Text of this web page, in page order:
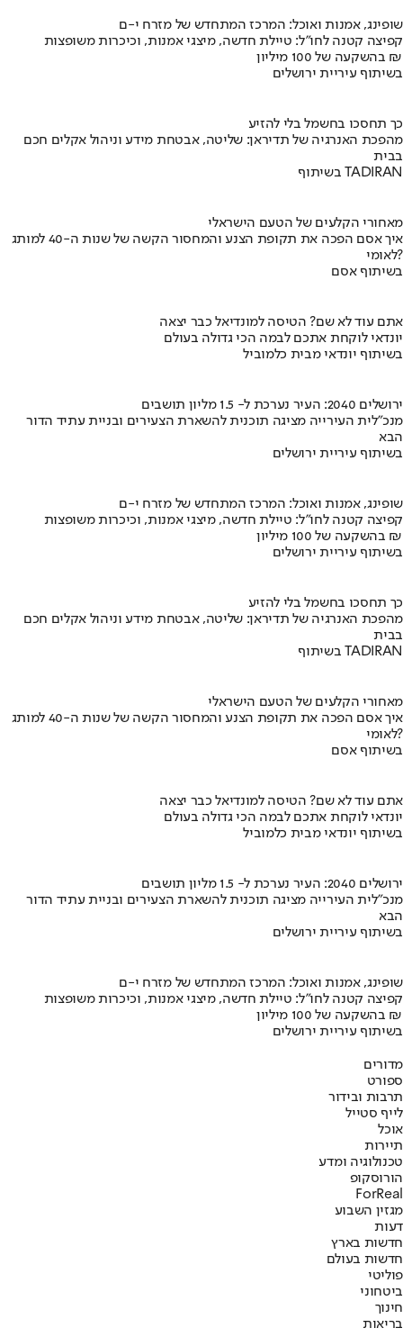
שופינג, אמנות ואוכל: המרכז המתחדש של מזרח י-ם
קפיצה קטנה לחו"ל: טיילת חדשה, מיצגי אמנות, וכיכרות משופצות
בהשקעה של 100 מיליון ₪
בשיתוף עיריית ירושלים
כך תחסכו בחשמל בלי להזיע
מהפכת האנרגיה של תדיראן: שליטה, אבטחת מידע וניהול אקלים חכם
בבית
בשיתוף TADIRAN
מאחורי הקלעים של הטעם הישראלי
איך אסם הפכה את תקופת הצנע והמחסור הקשה של שנות ה-40 למותג
לאומי?
בשיתוף אסם
אתם עוד לא שם? הטיסה למונדיאל כבר יצאה
יונדאי לוקחת אתכם לבמה הכי גדולה בעולם
בשיתוף יונדאי מבית כלמוביל
ירושלים 2040: העיר נערכת ל- 1.5 מליון תושבים
מנכ"לית העירייה מציגה תוכנית להשארת הצעירים ובניית עתיד הדור
הבא
בשיתוף עיריית ירושלים
שופינג, אמנות ואוכל: המרכז המתחדש של מזרח י-ם
קפיצה קטנה לחו"ל: טיילת חדשה, מיצגי אמנות, וכיכרות משופצות
בהשקעה של 100 מיליון ₪
בשיתוף עיריית ירושלים
כך תחסכו בחשמל בלי להזיע
מהפכת האנרגיה של תדיראן: שליטה, אבטחת מידע וניהול אקלים חכם
בבית
בשיתוף TADIRAN
מאחורי הקלעים של הטעם הישראלי
איך אסם הפכה את תקופת הצנע והמחסור הקשה של שנות ה-40 למותג
לאומי?
בשיתוף אסם
אתם עוד לא שם? הטיסה למונדיאל כבר יצאה
יונדאי לוקחת אתכם לבמה הכי גדולה בעולם
בשיתוף יונדאי מבית כלמוביל
ירושלים 2040: העיר נערכת ל- 1.5 מליון תושבים
מנכ"לית העירייה מציגה תוכנית להשארת הצעירים ובניית עתיד הדור
הבא
בשיתוף עיריית ירושלים
שופינג, אמנות ואוכל: המרכז המתחדש של מזרח י-ם
קפיצה קטנה לחו"ל: טיילת חדשה, מיצגי אמנות, וכיכרות משופצות
בהשקעה של 100 מיליון ₪
בשיתוף עיריית ירושלים
מדורים
ספורט
תרבות ובידור
לייף סטייל
אוכל
תיירות
טכנולוגיה ומדע
הורוסקופ
ForReal
מגזין השבוע
דעות
חדשות בארץ
חדשות בעולם
פוליטי
ביטחוני
חינוך
בריאות